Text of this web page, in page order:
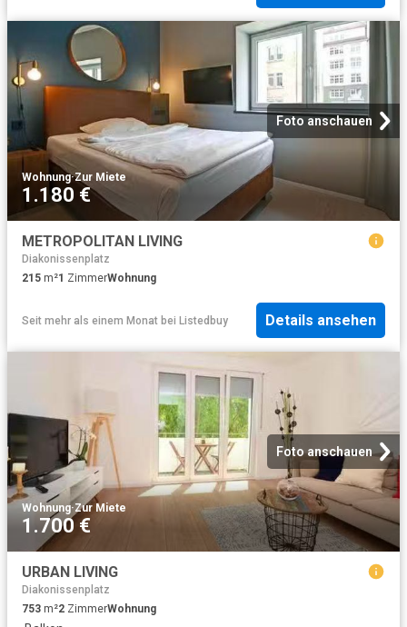
Foto anschauen
Wohnung·Zur Miete
1.180 €
METROPOLITAN LIVING
Diakonissenplatz
215 m²1 ZimmerWohnung
Seit mehr als einem Monat bei Listedbuy Details ansehen
Foto anschauen
Wohnung·Zur Miete
1.700 €
URBAN LIVING
Diakonissenplatz
753 m²2 ZimmerWohnung